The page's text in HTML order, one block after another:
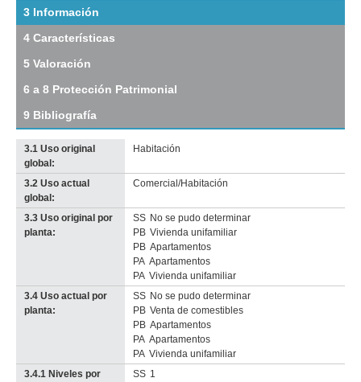
tramo:
25
de
(VM
Descargar
tamaño
original
3 Información
4 Características
5 Valoración
6 a 8 Protección Patrimonial
9 Bibliografía
3.1 Uso original
global:
Habitación
3.2 Uso actual
global:
Comercial/Habitación
3.3 Uso original por
planta:
SS No se pudo determinar
PB Vivienda unifamiliar
PB Apartamentos
PA Apartamentos
PA Vivienda unifamiliar
3.4 Uso actual por
planta:
SS No se pudo determinar
PB Venta de comestibles
PB Apartamentos
PA Apartamentos
PA Vivienda unifamiliar
3.4.1 Niveles por
SS 1